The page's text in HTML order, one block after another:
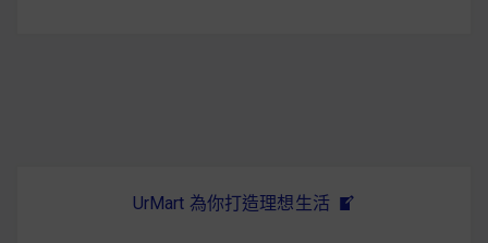
UrMart 為你打造理想生活